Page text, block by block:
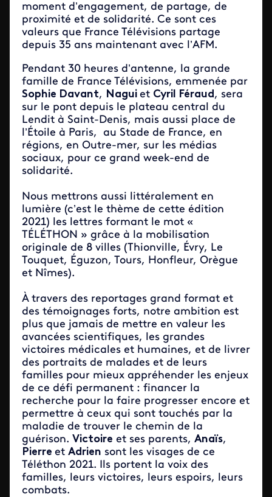
moment d’engagement, de partage, de
proximité et de solidarité. Ce sont ces
valeurs que France Télévisions partage
depuis 35 ans maintenant avec l’AFM.
Pendant 30 heures d’antenne, la grande
famille de France Télévisions, emmenée par
Sophie Davant, Nagui et Cyril Féraud , sera
sur le pont depuis le plateau central du
Lendit à Saint-Denis, mais aussi place de
l’Étoile à Paris, au Stade de France, en
régions, en Outre-mer, sur les médias
sociaux, pour ce grand week-end de
solidarité.
Nous mettrons aussi littéralement en
lumière (c’est le thème de cette édition
2021) les lettres formant le mot «
TÉLÉTHON » grâce à la mobilisation
originale de 8 villes (Thionville, Évry, Le
Touquet, Éguzon, Tours, Honfleur, Orègue
et Nîmes).
À travers des reportages grand format et
des témoignages forts, notre ambition est
plus que jamais de mettre en valeur les
avancées scientifiques, les grandes
victoires médicales et humaines, et de livrer
des portraits de malades et de leurs
familles pour mieux appréhender les enjeux
de ce défi permanent : financer la
recherche pour la faire progresser encore et
permettre à ceux qui sont touchés par la
maladie de trouver le chemin de la
guérison. Victoire et ses parents, Anaïs,
Pierre et Adrien sont les visages de ce
Téléthon 2021. Ils portent la voix des
familles, leurs victoires, leurs espoirs, leurs
combats.